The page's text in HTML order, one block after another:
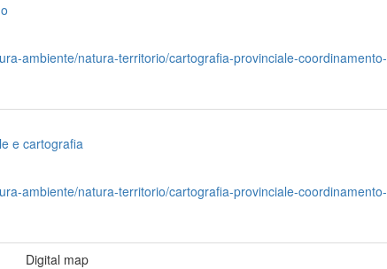
ambiente/natura-territorio/cartografia-provinciale-coordinamento-
e cartografia
ambiente/natura-territorio/cartografia-provinciale-coordinamento-
Digital map